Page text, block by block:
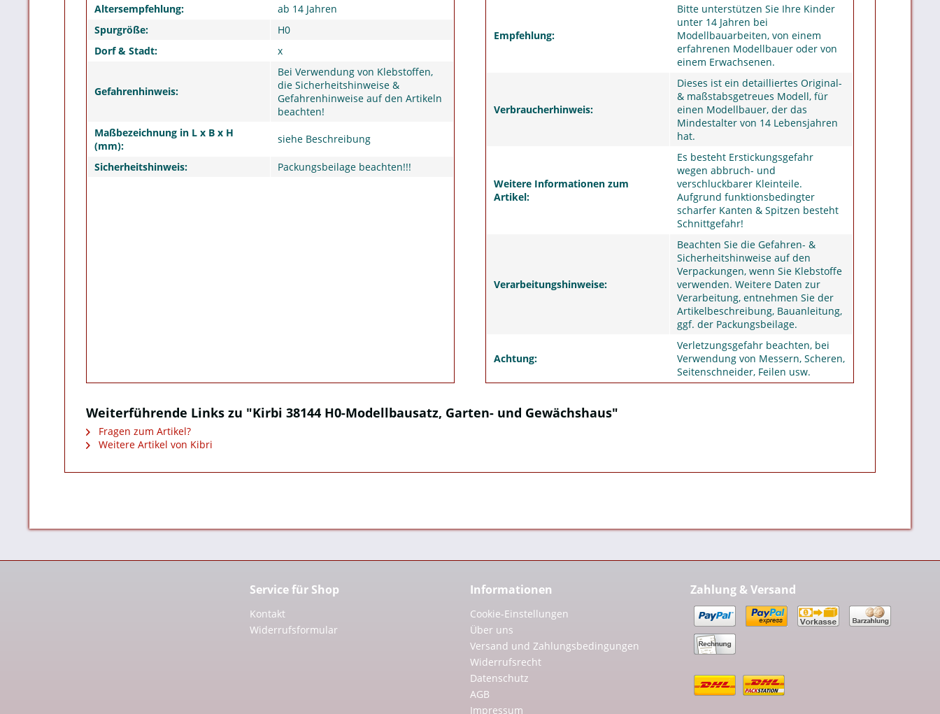
Altersempfehlung:
ab 14 Jahren
Spurgröße:
H0
Dorf & Stadt:
x
Gefahrenhinweis:
Bei Verwendung von Klebstoffen,
die Sicherheitshinweise &
Gefahrenhinweise auf den Artikeln
beachten!
Maßbezeichnung in L x B x H
(mm):
siehe Beschreibung
Sicherheitshinweis: Packungsbeilage beachten!!!
Empfehlung:
Bitte unterstützen Sie Ihre Kinder
unter 14 Jahren bei
Modellbauarbeiten, von einem
erfahrenen Modellbauer oder von
einem Erwachsenen.
Verbraucherhinweis:
Dieses ist ein detailliertes Original-
& maßstabsgetreues Modell, für
einen Modellbauer, der das
Mindestalter von 14 Lebensjahren
hat.
Weitere Informationen zum
Artikel:
Es besteht Erstickungsgefahr
wegen abbruch- und
verschluckbarer Kleinteile.
Aufgrund funktionsbedingter
scharfer Kanten & Spitzen besteht
Schnittgefahr!
Verarbeitungshinweise:
Beachten Sie die Gefahren- &
Sicherheitshinweise auf den
Verpackungen, wenn Sie Klebstoffe
verwenden. Weitere Daten zur
Verarbeitung, entnehmen Sie der
Artikelbeschreibung, Bauanleitung,
ggf. der Packungsbeilage.
Achtung:
Verletzungsgefahr beachten, bei
Verwendung von Messern, Scheren,
Seitenschneider, Feilen usw.
Weiterführende Links zu "Kirbi 38144 H0-Modellbausatz, Garten- und Gewächshaus"
Fragen zum Artikel?
Weitere Artikel von Kibri
Service für Shop
Kontakt
Widerrufsformular
Informationen
Cookie-Einstellungen
Über uns
Versand und Zahlungsbedingungen
Widerrufsrecht
Datenschutz
AGB
Impressum
Zahlung & Versand